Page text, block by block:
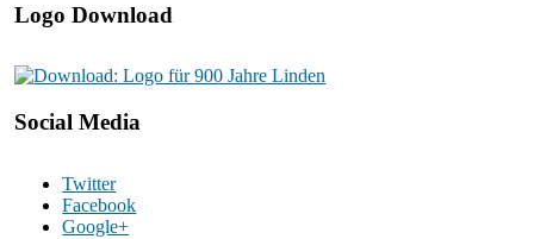
Logo Download
Social Media
Twitter
Facebook
Google+